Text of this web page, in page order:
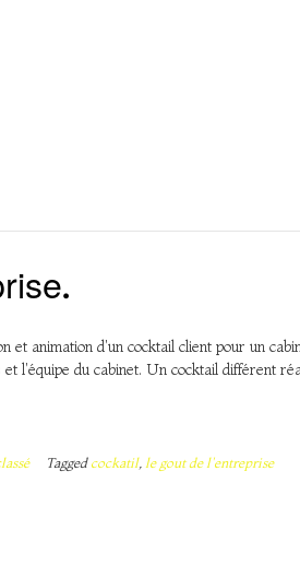
et animation d'un cocktail client pour un
l'équipe du cabinet. Un cocktail différent
Tagged cockatil, le gout de l'entreprise